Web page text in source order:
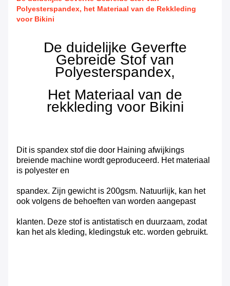
Polyesterspandex, het Materiaal van de Rekkleding
voor Bikini
De duidelijke Geverfte
Gebreide Stof van
Polyesterspandex,
Het Materiaal van de
rekkleding voor Bikini
Dit is spandex stof die door Haining afwijkings
breiende machine wordt geproduceerd. Het materiaal
is polyester en
spandex. Zijn gewicht is 200gsm. Natuurlijk, kan het
ook volgens de behoeften van worden aangepast
klanten. Deze stof is antistatisch en duurzaam, zodat
kan het als kleding, kledingstuk etc. worden gebruikt.